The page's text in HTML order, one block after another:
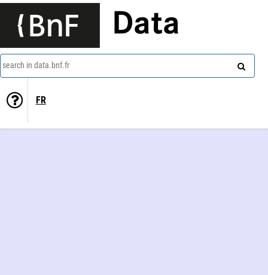
Data
search in data.bnf.fr
FR